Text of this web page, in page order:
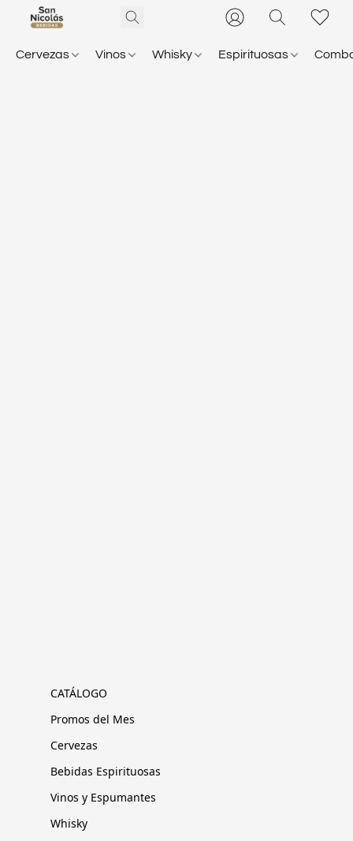
Cervezas Vinos Whisky Espirituosas
CATÁLOGO
Promos del Mes
Cervezas
Bebidas Espirituosas
Vinos y Espumantes
Whisky